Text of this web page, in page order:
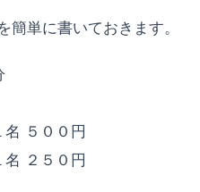
簡単に書いておきます。
名 ５００円
名 ２５０円